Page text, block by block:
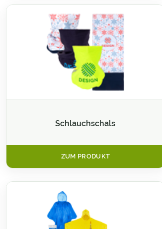
Schlauchschals
ZUM PRODUKT